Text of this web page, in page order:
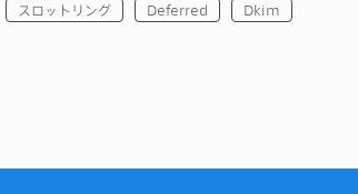
スロットリング Deferred
Dkim